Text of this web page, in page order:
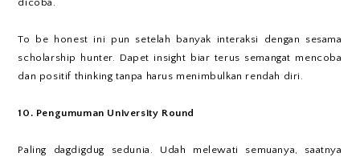
dicoba.
To be honest ini pun setelah banyak interaksi dengan sesama
scholarship hunter. Dapet insight biar terus semangat mencoba
dan positif thinking tanpa harus menimbulkan rendah diri.
10. Pengumuman University Round
Paling dagdigdug sedunia. Udah melewati semuanya, saatnya